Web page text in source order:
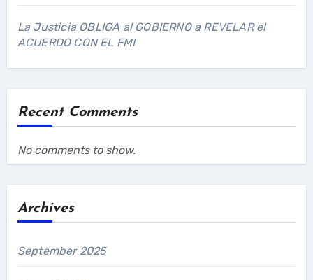
La Justicia OBLIGA al GOBIERNO a REVELAR el
ACUERDO CON EL FMI
Recent Comments
No comments to show.
Archives
September 2025